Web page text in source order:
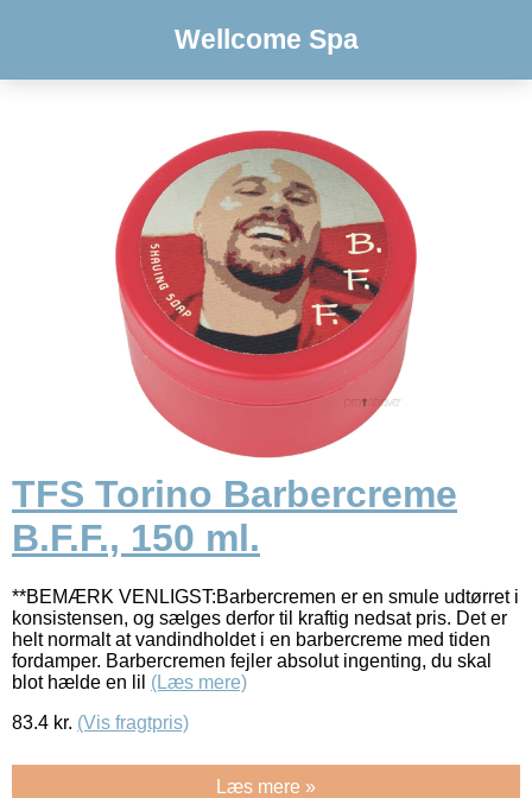
Wellcome Spa
TFS Torino Barbercreme
B.F.F., 150 ml.
**BEMÆRK VENLIGST:Barbercremen er en smule udtørret i
konsistensen, og sælges derfor til kraftig nedsat pris. Det er
helt normalt at vandindholdet i en barbercreme med tiden
fordamper. Barbercremen fejler absolut ingenting, du skal
blot hælde en lil (Læs mere)
83.4 kr. (Vis fragtpris)
Læs mere »